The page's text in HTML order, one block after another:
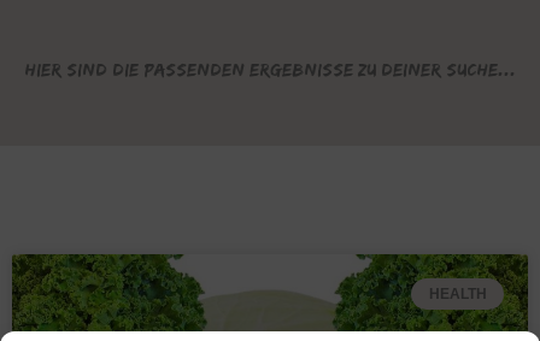
Hier sind die passenden Ergebnisse zu deiner Suche...
HEALTH